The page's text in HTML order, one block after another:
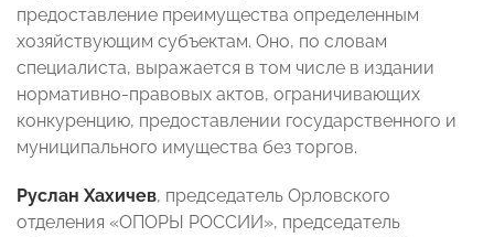
предоставление преимущества определенным
хозяйствующим субъектам. Оно, по словам
специалиста, выражается в том числе в издании
нормативно-правовых актов, ограничивающих
конкуренцию, предоставлении государственного и
муниципального имущества без торгов.
Руслан Хахичев, председатель Орловского
отделения «ОПОРЫ РОССИИ», председатель